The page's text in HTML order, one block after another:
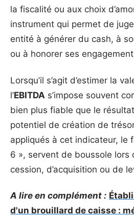
la fiscalité ou aux choix
instrument qui permet de
entité à générer du cash, à
ou à honorer ses
Lorsqu’il s’agit d’estimer la
l’EBITDA s’impose souvent
bien plus fiable que le
potentiel de création de
appliqués à cet indicateur, le
6 », servent de boussole lors
cession, d’acquisition ou de
A lire en complément :
d'un brouillard de caisse :